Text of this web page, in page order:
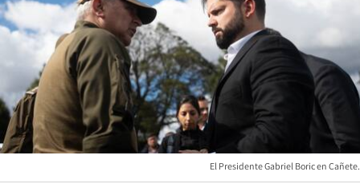
El Presidente Gabriel Boric en Cañete.